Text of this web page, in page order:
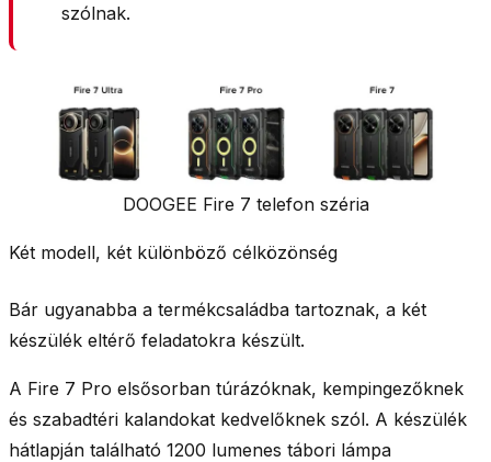
szólnak.
DOOGEE Fire 7 telefon széria
Két modell, két különböző célközönség
Bár ugyanabba a termékcsaládba tartoznak, a két
készülék eltérő feladatokra készült.
A Fire 7 Pro elsősorban túrázóknak, kempingezőknek
és szabadtéri kalandokat kedvelőknek szól. A készülék
hátlapján található 1200 lumenes tábori lámpa